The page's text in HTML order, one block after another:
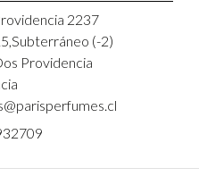
2237
(-2)
Providencia